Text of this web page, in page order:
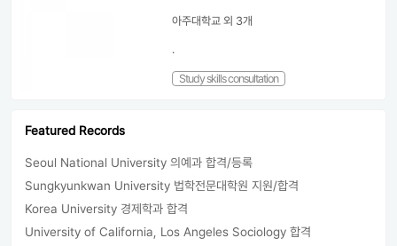
아주대학교 외 3개
.
Study skills consultation
Featured Records
Seoul National University 의예과 합격/등록
Sungkyunkwan University 법학전문대학원 지원/합격
Korea University 경제학과 합격
University of California, Los Angeles Sociology 합격